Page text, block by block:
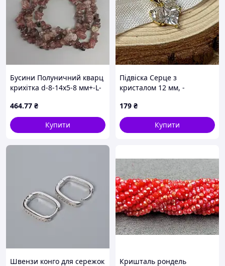
Бусини Полуничний кварц
крихітка d-8-14х5-8 мм+-L-
464.77 ₴
Купити
Підвіска Серце з
кристалом 12 мм, -
кристал
179 ₴
Купити
Швензи конго для сережок Кришталь рондель